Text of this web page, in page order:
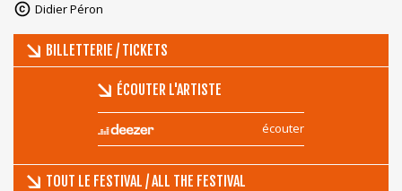
Didier Péron
BILLETTERIE / TICKETS
ÉCOUTER L'ARTISTE
écouter
TOUT LE FESTIVAL / ALL THE FESTIVAL